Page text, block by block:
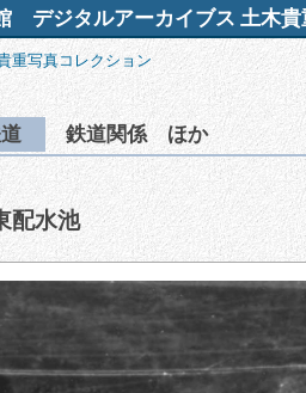
デジタルアーカイブス 土木貴
重写真コレクション
鉄道関係 ほか
配水池